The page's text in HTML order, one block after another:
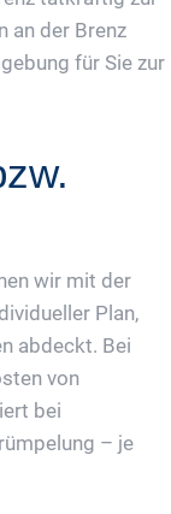
an der Brenz
für Sie zur
wir mit der
Plan,
abdeckt. Bei
von
bei
– je